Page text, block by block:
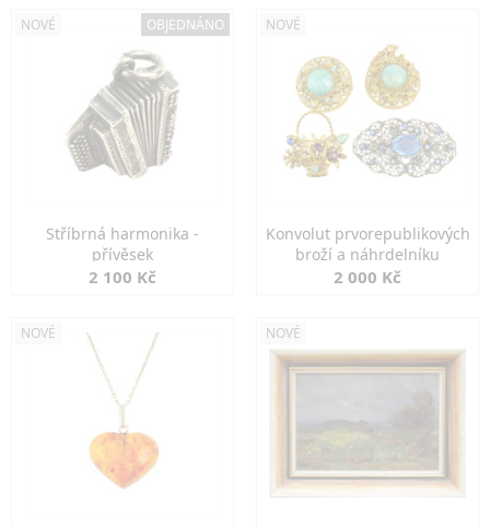
NOVÉ OBJEDNÁNO
Stříbrná harmonika -
přívěsek
2 100 Kč
NOVÉ
Konvolut prvorepublikových
broží a náhrdelníku
2 000 Kč
NOVÉ NOVÉ